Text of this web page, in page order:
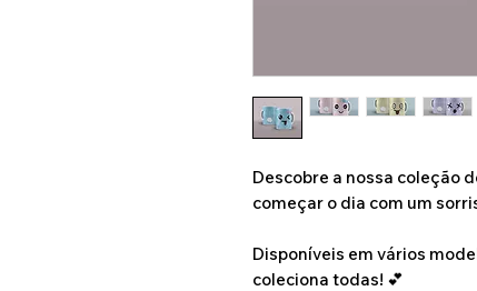
Descobre a nossa coleção
começar o dia com um
Disponíveis em vários
coleciona todas! 💕